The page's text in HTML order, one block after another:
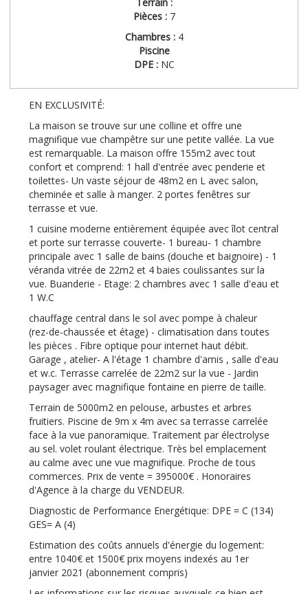
Pièces :7
Chambres : 4
Piscine
DPE :NC
EN EXCLUSIVITÉ:
La maison se trouve sur une colline et offre une
magnifique vue champêtre sur une petite vallée. La vue
est remarquable. La maison offre 155m2 avec tout
confort et comprend: 1 hall d'entrée avec penderie et
toilettes- Un vaste séjour de 48m2 en L avec salon,
cheminée et salle à manger. 2 portes fenêtres sur
terrasse et vue.
1 cuisine moderne entièrement équipée avec îlot central
et porte sur terrasse couverte- 1 bureau- 1 chambre
principale avec 1 salle de bains (douche et baignoire) - 1
véranda vitrée de 22m2 et 4 baies coulissantes sur la
vue. Buanderie - Etage: 2 chambres avec 1 salle d'eau et
1 W.C
chauffage central dans le sol avec pompe à chaleur
(rez-de-chaussée et étage) - climatisation dans toutes
les pièces . Fibre optique pour internet haut débit.
Garage , atelier- A l'étage 1 chambre d'amis , salle d'eau
et w.c. Terrasse carrelée de 22m2 sur la vue - Jardin
paysager avec magnifique fontaine en pierre de taille.
Terrain de 5000m2 en pelouse, arbustes et arbres
fruitiers. Piscine de 9m x 4m avec sa terrasse carrelée
face à la vue panoramique. Traitement par électrolyse
au sel. volet roulant électrique. Très bel emplacement
au calme avec une vue magnifique. Proche de tous
commerces. Prix de vente = 395000€ . Honoraires
d'Agence à la charge du VENDEUR.
Diagnostic de Performance Energétique: DPE = C (134)
GES= A (4)
Estimation des coûts annuels d'énergie du logement:
entre 1040€ et 1500€ prix moyens indexés au 1er
janvier 2021 (abonnement compris)